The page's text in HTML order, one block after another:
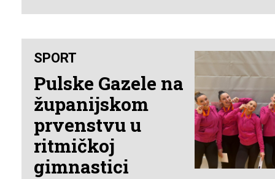
SPORT
Pulske Gazele na
županijskom
prvenstvu u
ritmičkoj
gimnastici